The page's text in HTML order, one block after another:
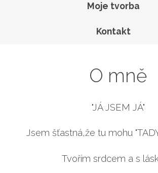
Moje tvorba
Kontakt
O mně
"JÁ JSEM JÁ"
Jsem šťastná,že tu mohu
Tvořím srdcem a s